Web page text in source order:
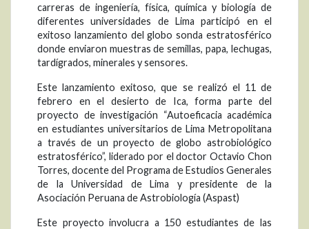
carreras de ingeniería, física, química y biología de
diferentes universidades de Lima participó en el
exitoso lanzamiento del globo sonda estratosférico
donde enviaron muestras de semillas, papa, lechugas,
tardígrados, minerales y sensores.
Este lanzamiento exitoso, que se realizó el 11 de
febrero en el desierto de Ica, forma parte del
proyecto de investigación “Autoeficacia académica
en estudiantes universitarios de Lima Metropolitana
a través de un proyecto de globo astrobiológico
estratosférico”, liderado por el doctor Octavio Chon
Torres, docente del Programa de Estudios Generales
de la Universidad de Lima y presidente de la
Asociación Peruana de Astrobiología (Aspast)
Este proyecto involucra a 150 estudiantes de las